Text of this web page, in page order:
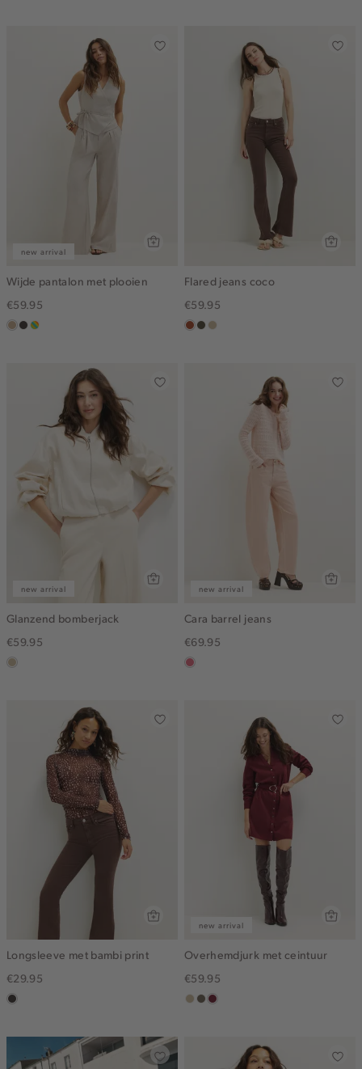
new arrival
Wijde pantalon met plooien
€59.95
zandchocomeerkleurig
Flared jeans coco
€59.95
bruin
donkerkhaki
lichtzand
new arrival
Glanzend bomberjack
€59.95
lichtzand
new arrival
Cara barrel jeans
€69.95
rose,
Longsleeve met bambi print
€29.95
choco
new arrival
Overhemdjurk met ceintuur
€59.95
lichtzand
middenbruin
bordeaux